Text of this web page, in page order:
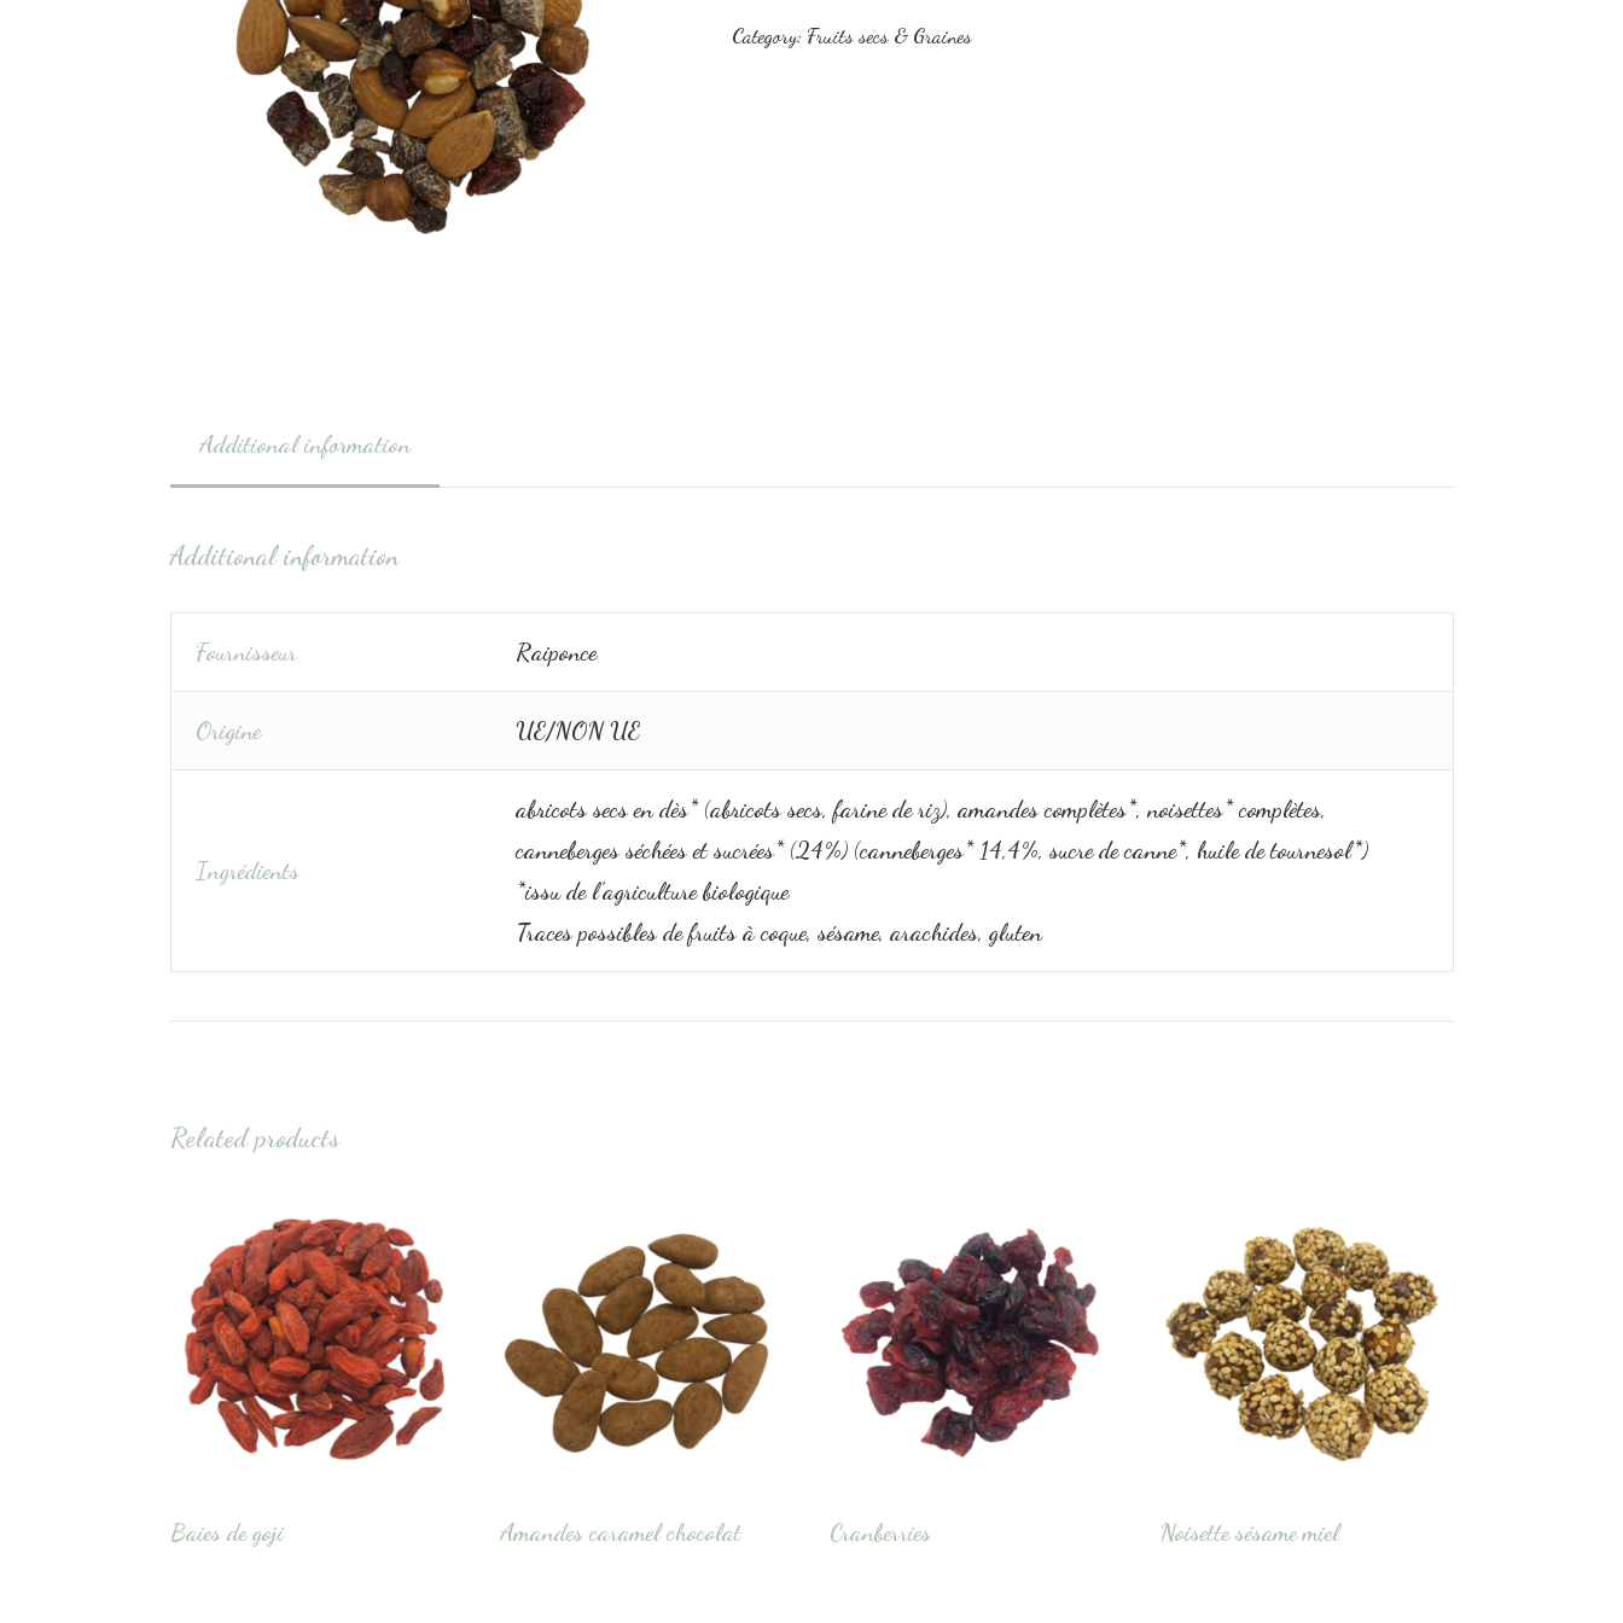
Category: Fruits secs & Graines
Additional information
Additional information
Fournisseur Raiponce
Origine UE/NON UE
Ingrédients
abricots secs en dès* (abricots secs, farine de riz), amandes complètes*, noisettes* complètes,
canneberges séchées et sucrées* (24%) (canneberges* 14,4%, sucre de canne*, huile de tournesol*)
*issu de l’agriculture biologique
Traces possibles de fruits à coque, sésame, arachides, gluten
Related products
Baies de goji Amandes caramel chocolat Cranberries Noisette sésame miel